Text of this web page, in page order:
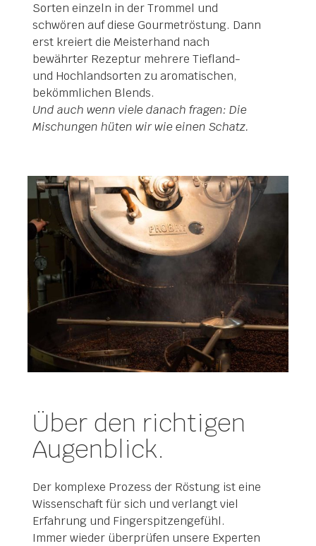
Sorten einzeln in der Trommel und
schwören auf diese Gourmetröstung. Dann
erst kreiert die Meisterhand nach
bewährter Rezeptur mehrere Tiefland-
und Hochlandsorten zu aromatischen,
bekömmlichen Blends.
Und auch wenn viele danach fragen: Die
Mischungen hüten wir wie einen Schatz.
Über den richtigen
Augenblick.
Der komplexe Prozess der Röstung ist eine
Wissenschaft für sich und verlangt viel
Erfahrung und Fingerspitzengefühl.
Immer wieder überprüfen unsere Experten